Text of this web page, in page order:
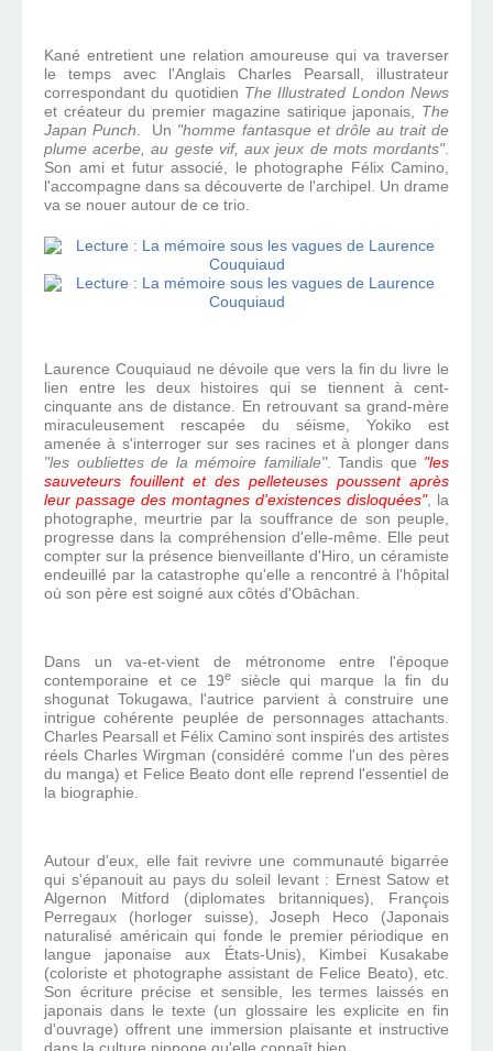
Kané entretient une relation amoureuse qui va traverser
le temps avec l'Anglais Charles Pearsall, illustrateur
correspondant du quotidien The Illustrated London News
et créateur du premier magazine satirique japonais, The
Japan Punch. Un "homme fantasque et drôle au trait de
plume acerbe, au geste vif, aux jeux de mots mordants".
Son ami et futur associé, le photographe Félix Camino,
l'accompagne dans sa découverte de l'archipel. Un drame
va se nouer autour de ce trio.
Laurence Couquiaud ne dévoile que vers la fin du livre le
lien entre les deux histoires qui se tiennent à cent-
cinquante ans de distance. En retrouvant sa grand-mère
miraculeusement rescapée du séisme, Yokiko est
amenée à s'interroger sur ses racines et à plonger dans
"les oubliettes de la mémoire familiale". Tandis que "les
sauveteurs fouillent et des pelleteuses poussent après
leur passage des montagnes d'existences disloquées", la
photographe, meurtrie par la souffrance de son peuple,
progresse dans la compréhension d'elle-même. Elle peut
compter sur la présence bienveillante d'Hiro, un céramiste
endeuillé par la catastrophe qu'elle a rencontré à l'hôpital
où son père est soigné aux côtés d'Obāchan.
Dans un va-et-vient de métronome entre l'époque
contemporaine et ce 19e
siècle qui marque la fin du
shogunat Tokugawa, l'autrice parvient à construire une
intrigue cohérente peuplée de personnages attachants.
Charles Pearsall et Félix Camino sont inspirés des artistes
réels Charles Wirgman (considéré comme l'un des pères
du manga) et Felice Beato dont elle reprend l'essentiel de
la biographie.
Autour d'eux, elle fait revivre une communauté bigarrée
qui s'épanouit au pays du soleil levant : Ernest Satow et
Algernon Mitford (diplomates britanniques), François
Perregaux (horloger suisse), Joseph Heco (Japonais
naturalisé américain qui fonde le premier périodique en
langue japonaise aux États-Unis), Kimbei Kusakabe
(coloriste et photographe assistant de Felice Beato), etc.
Son écriture précise et sensible, les termes laissés en
japonais dans le texte (un glossaire les explicite en fin
d'ouvrage) offrent une immersion plaisante et instructive